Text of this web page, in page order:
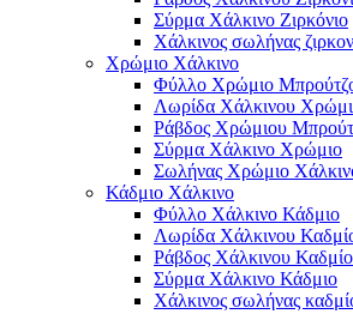
Σύρμα Χάλκινο Ζιρκόνιο
Χάλκινος σωλήνας
Χρώμιο Χάλκινο
Φύλλο Χρώμιο
Λωρίδα Χάλκινου
Ράβδος Χρώμιου
Σύρμα Χάλκινο Χρώμιο
Σωλήνας Χρώμιο
Κάδμιο Χάλκινο
Φύλλο Χάλκινο Κάδμιο
Λωρίδα Χάλκινου
Ράβδος Χάλκινου
Σύρμα Χάλκινο Κάδμιο
Χάλκινος σωλήνας